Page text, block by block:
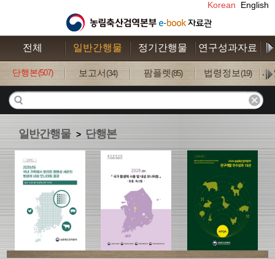
Korean English
전체 일반간행물 정기간행물 연구성과자료
단행본(507) 보고서 (34) 팜플렛 (85) 법령정보(19) 사
일반간행물 > 단행본